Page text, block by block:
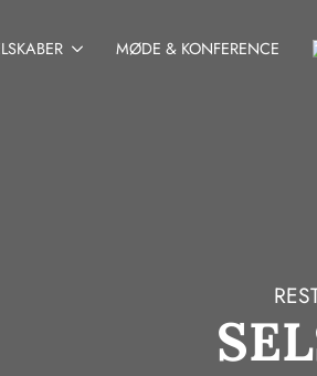
MØDE & KONFERENCE